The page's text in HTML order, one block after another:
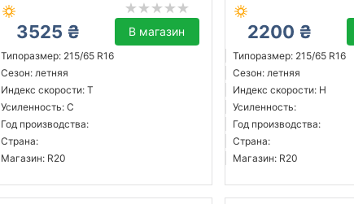
3525 ₴ В магазин
Типоразмер: 215/65 R16
Сезон: летняя
Индекс скорости: T
Усиленность: C
Год производства:
Страна:
Магазин: R20
2200 ₴
Типоразмер: 215/65 R16
Сезон: летняя
Индекс скорости: H
Усиленность:
Год производства:
Страна:
Магазин: R20